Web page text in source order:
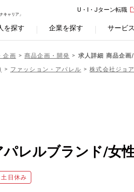
キャリア」
U・I・Jターン転職
を探す 企業を探す サービ
企画 商品企画・開発
求人詳細 商品企画
ファッション・アパレル 株式会社ジョア
レルブランド/女
土日休み